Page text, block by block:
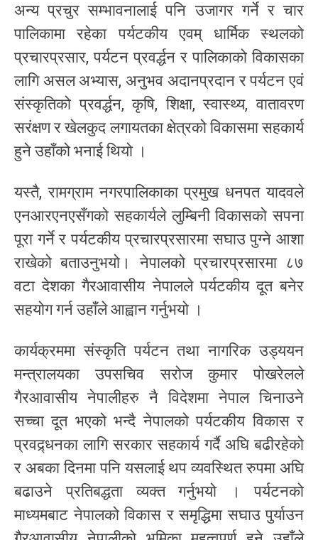
अन्य प्रचुर सम्भावनालाई पनि उजागर गर्ने र चार
पालिकामा रहेका पर्यटकीय एवम् धार्मिक स्थलको
प्रचारप्रसार, पर्यटन प्रवर्द्धन र पालिकाको विकासका
लागि असल अभ्यास, अनुभव अदानप्रदान र पर्यटन एवं
संस्कृतिको प्रवर्द्धन, कृषि, शिक्षा, स्वास्थ्य, वातावरण
सरंक्षण र खेलकुद लगायतका क्षेत्रको विकासमा सहकार्य
हुने उहाँको भनाई थियो ।
यस्तै, रामग्राम नगरपालिकाका प्रमुख धनपत यादवले
एनआरएनएसँगको सहकार्यले लुम्बिनी विकासको सपना
पूरा गर्ने र पर्यटकीय प्रचारप्रसारमा सघाउ पुग्ने आशा
राखेको बताउनुभयो। नेपालको प्रचारप्रसारमा ८७
वटा देशका गैरआवासीय नेपालले पर्यटकीय दूत बनेर
सहयोग गर्न उहाँले आह्वान गर्नुभयो ।
कार्यक्रममा संस्कृति पर्यटन तथा नागरिक उड्ययन
मन्त्रालयका उपसचिव सरोज कुमार पोखरेलले
गैरआवासीय नेपालीहरु नै विदेशमा नेपाल चिनाउने
सच्चा दूत भएको भन्दै नेपालको पर्यटकीय विकास र
प्रवद्र्धनका लागि सरकार सहकार्य गर्दै अघि बढीरहेको
र अबका दिनमा पनि यसलाई थप व्यवस्थित रुपमा अघि
बढाउने प्रतिबद्धता व्यक्त गर्नुभयो । पर्यटनको
माध्यमबाट नेपालको विकास र समृद्धिमा सघाउ पुर्याउन